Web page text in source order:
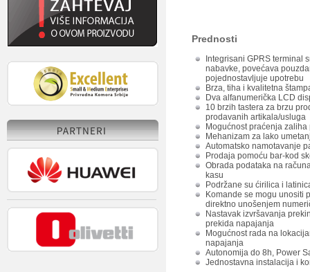
Prednosti
Integrisani GPRS terminal
nabavke, povećava
pojednostavljuje upotrebu
Brza, tiha i kvalitetna
Dva alfanumerička LCD
10 brzih tastera za brzu
prodavanih artikala/usluga
Mogućnost praćenja zaliha
Mehanizam za lako
Automatsko namotavanje
Prodaja pomoću bar-kod
Obrada podataka na
kasu
Podržane su ćirilica i
Komande se mogu unositi
direktno unošenjem
Nastavak izvršavanja
prekida napajanja
Mogućnost rada na
napajanja
Autonomija do 8h, Power
Jednostavna instalacija i